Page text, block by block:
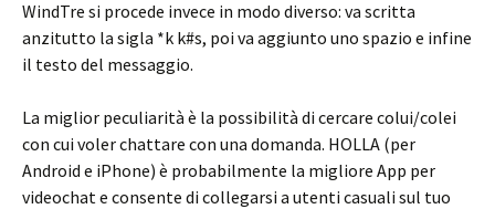
WindTre si procede invece in modo diverso: va scritta
anzitutto la sigla *k k#s, poi va aggiunto uno spazio e infine
il testo del messaggio.
La miglior peculiarità è la possibilità di cercare colui/colei
con cui voler chattare con una domanda. HOLLA (per
Android e iPhone) è probabilmente la migliore App per
videochat e consente di collegarsi a utenti casuali sul tuo